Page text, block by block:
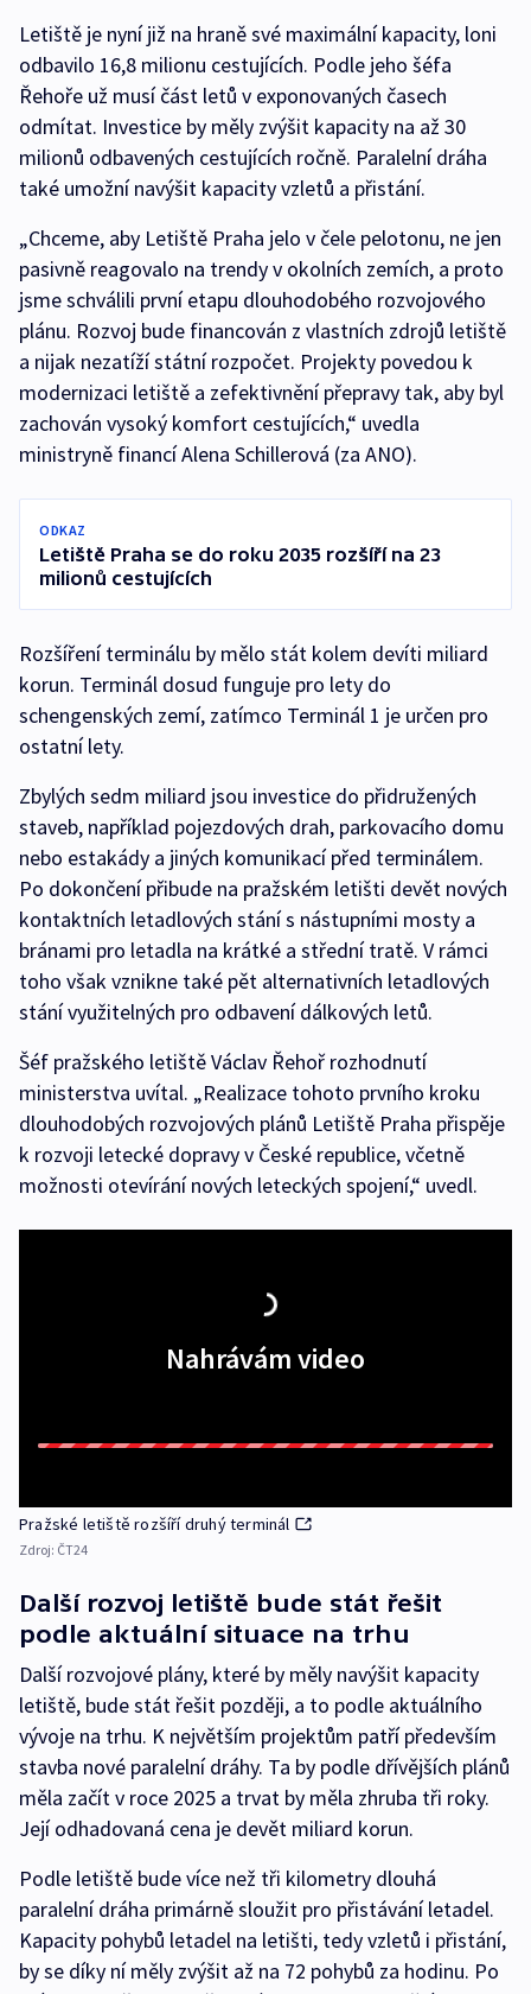
Letiště je nyní již na hraně své maximální kapacity, loni
odbavilo 16,8 milionu cestujících. Podle jeho šéfa
Řehoře už musí část letů v exponovaných časech
odmítat. Investice by měly zvýšit kapacity na až 30
milionů odbavených cestujících ročně. Paralelní dráha
také umožní navýšit kapacity vzletů a přistání.
„Chceme, aby Letiště Praha jelo v čele pelotonu, ne jen
pasivně reagovalo na trendy v okolních zemích, a proto
jsme schválili první etapu dlouhodobého rozvojového
plánu. Rozvoj bude financován z vlastních zdrojů letiště
a nijak nezatíží státní rozpočet. Projekty povedou k
modernizaci letiště a zefektivnění přepravy tak, aby byl
zachován vysoký komfort cestujících,“ uvedla
ministryně financí Alena Schillerová (za ANO).
ODKAZ
Letiště Praha se do roku 2035 rozšíří na 23
milionů cestujících
Rozšíření terminálu by mělo stát kolem devíti miliard
korun. Terminál dosud funguje pro lety do
schengenských zemí, zatímco Terminál 1 je určen pro
ostatní lety.
Zbylých sedm miliard jsou investice do přidružených
staveb, například pojezdových drah, parkovacího domu
nebo estakády a jiných komunikací před terminálem.
Po dokončení přibude na pražském letišti devět nových
kontaktních letadlových stání s nástupními mosty a
bránami pro letadla na krátké a střední tratě. V rámci
toho však vznikne také pět alternativních letadlových
stání využitelných pro odbavení dálkových letů.
Šéf pražského letiště Václav Řehoř rozhodnutí
ministerstva uvítal. „Realizace tohoto prvního kroku
dlouhodobých rozvojových plánů Letiště Praha přispěje
k rozvoji letecké dopravy v České republice, včetně
možnosti otevírání nových leteckých spojení,“ uvedl.
Nahrávám video
Pražské letiště rozšíří druhý terminál
Zdroj: ČT24
Další rozvoj letiště bude stát řešit
podle aktuální situace na trhu
Další rozvojové plány, které by měly navýšit kapacity
letiště, bude stát řešit později, a to podle aktuálního
vývoje na trhu. K největším projektům patří především
stavba nové paralelní dráhy. Ta by podle dřívějších plánů
měla začít v roce 2025 a trvat by měla zhruba tři roky.
Její odhadovaná cena je devět miliard korun.
Podle letiště bude více než tři kilometry dlouhá
paralelní dráha primárně sloužit pro přistávání letadel.
Kapacity pohybů letadel na letišti, tedy vzletů i přistání,
by se díky ní měly zvýšit až na 72 pohybů za hodinu. Po